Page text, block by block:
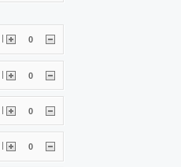
0
| 0
| 0
| 0